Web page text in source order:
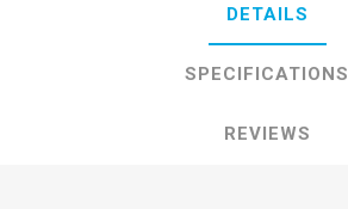
DETAILS
SPECIFICATIONS
REVIEWS